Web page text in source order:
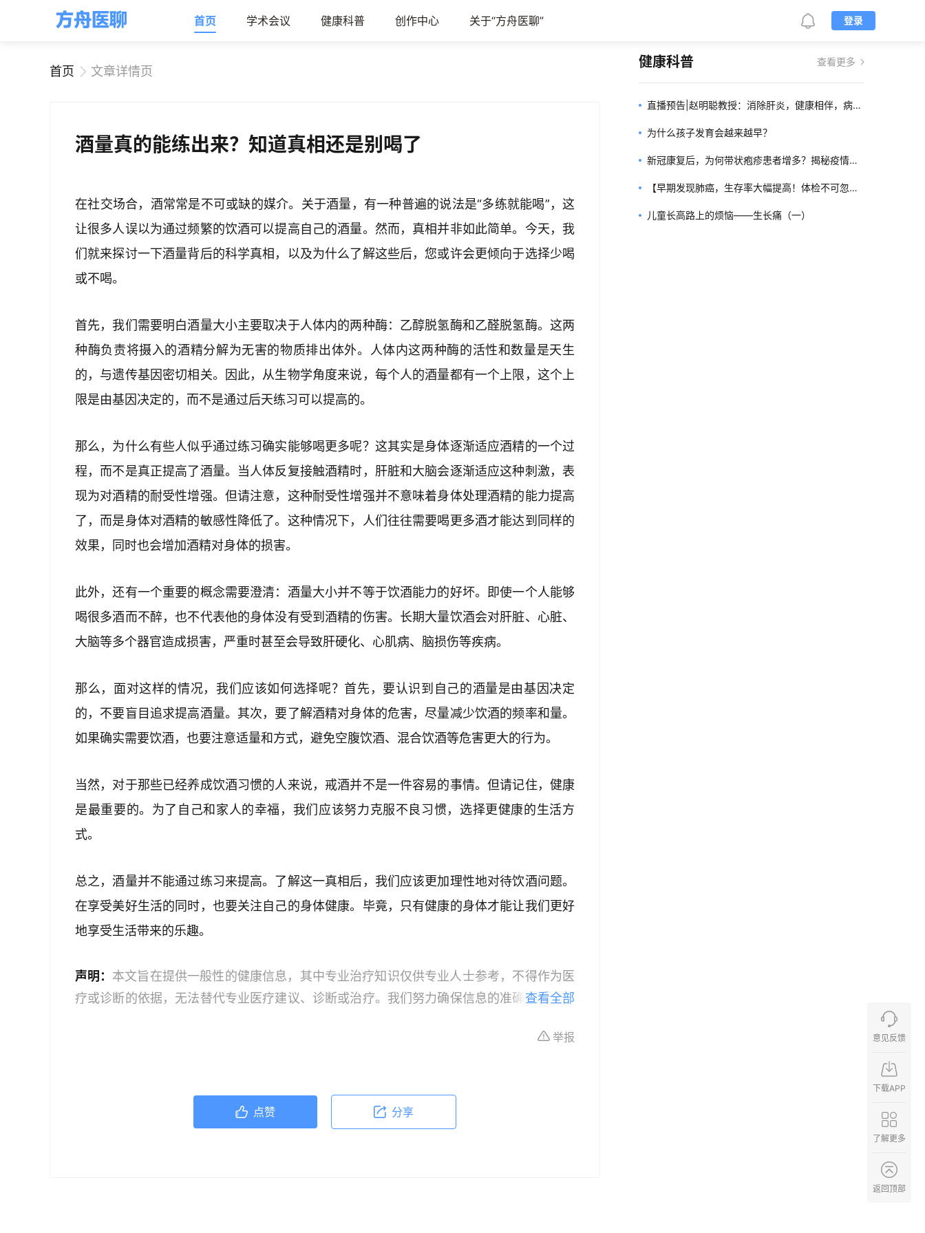
首页 学术会议 健康科普 创作中心 关于“方舟医聊” 登录
首页 文章详情页
酒量真的能练出来？知道真相还是别喝了
在社交场合，酒常常是不可或缺的媒介。关于酒量，有一种普遍的说法是“多练就能喝”，这
让很多人误以为通过频繁的饮酒可以提高自己的酒量。然而，真相并非如此简单。今天，我
们就来探讨一下酒量背后的科学真相，以及为什么了解这些后，您或许会更倾向于选择少喝
或不喝。
首先，我们需要明白酒量大小主要取决于人体内的两种酶：乙醇脱氢酶和乙醛脱氢酶。这两
种酶负责将摄入的酒精分解为无害的物质排出体外。人体内这两种酶的活性和数量是天生
的，与遗传基因密切相关。因此，从生物学角度来说，每个人的酒量都有一个上限，这个上
限是由基因决定的，而不是通过后天练习可以提高的。
那么，为什么有些人似乎通过练习确实能够喝更多呢？这其实是身体逐渐适应酒精的一个过
程，而不是真正提高了酒量。当人体反复接触酒精时，肝脏和大脑会逐渐适应这种刺激，表
现为对酒精的耐受性增强。但请注意，这种耐受性增强并不意味着身体处理酒精的能力提高
了，而是身体对酒精的敏感性降低了。这种情况下，人们往往需要喝更多酒才能达到同样的
效果，同时也会增加酒精对身体的损害。
此外，还有一个重要的概念需要澄清：酒量大小并不等于饮酒能力的好坏。即使一个人能够
喝很多酒而不醉，也不代表他的身体没有受到酒精的伤害。长期大量饮酒会对肝脏、心脏、
大脑等多个器官造成损害，严重时甚至会导致肝硬化、心肌病、脑损伤等疾病。
那么，面对这样的情况，我们应该如何选择呢？首先，要认识到自己的酒量是由基因决定
的，不要盲目追求提高酒量。其次，要了解酒精对身体的危害，尽量减少饮酒的频率和量。
如果确实需要饮酒，也要注意适量和方式，避免空腹饮酒、混合饮酒等危害更大的行为。
当然，对于那些已经养成饮酒习惯的人来说，戒酒并不是一件容易的事情。但请记住，健康
是最重要的。为了自己和家人的幸福，我们应该努力克服不良习惯，选择更健康的生活方
式。
总之，酒量并不能通过练习来提高。了解这一真相后，我们应该更加理性地对待饮酒问题。
在享受美好生活的同时，也要关注自己的身体健康。毕竟，只有健康的身体才能让我们更好
地享受生活带来的乐趣。
声明： 本文旨在提供一般性的健康信息，其中专业治疗知识仅供专业人士参考，不得作为医
疗或诊断的依据，无法替代专业医疗建议、诊断或治疗。我们努力确保信息的准确性，但本
策时，应咨询合格的医疗专业人员。对于依据本文内容采取的任何行动，本文作者、出版方
查看全部
举报
点赞 分享
健康科普 查看更多
直播预告|赵明聪教授：消除肝炎，健康相伴，病毒
性肝炎健康知识宣教
为什么孩子发育会越来越早？
新冠康复后，为何带状疱疹患者增多？揭秘疫情背
后的健康隐患
【早期发现肺癌，生存率大幅提高！体检不可忽
视】
儿童长高路上的烦恼——生长痛（一）
意见反馈
下载APP
了解更多
返回顶部